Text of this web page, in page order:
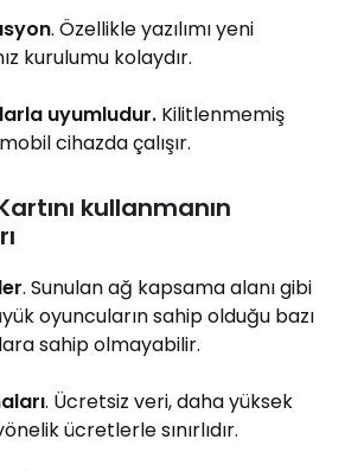
. Özellikle yazılımı yeni
kurulumu kolaydır.
uyumludur. Kilitlenmemiş
cihazda çalışır.
kullanmanın
. Sunulan ağ kapsama alanı gibi
oyuncuların sahip olduğu bazı
sahip olmayabilir.
. Ücretsiz veri, daha yüksek
ücretlerle sınırlıdır.